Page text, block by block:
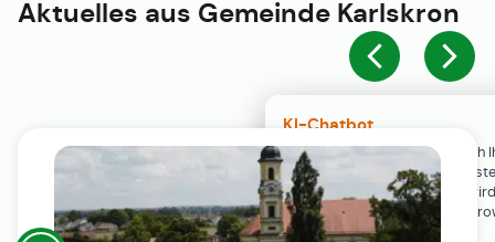
KI-Chatbot
Der KI-Chatbot steht erst nach
Einwilligung in den Cookie-
Verfügung. Der Chat-Verlauf
ausschließlich lokal in Ihrem
gespeichert.
Aktuelles aus Gemeinde Karlskron